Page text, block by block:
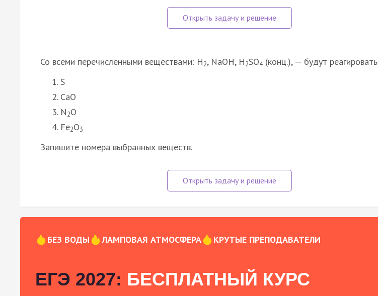
Со всеми перечисленными веществами: H2, NaOH, H2SO4(конц.), — будут реагировать
S
CaO
N2O
Fe2O3
Запишите номера выбранных веществ.
БЕЗ ВОДЫ ЛАМПОВАЯ АТМОСФЕРА КРУТЫЕ ПРЕПОДАВАТЕЛИ
ЕГЭ 2027: БЕСПЛАТНЫЙ КУРС